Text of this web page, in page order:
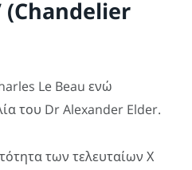
(Chandelier
Le Beau ενώ
του Dr Alexander Elder.
των τελευταίων Χ